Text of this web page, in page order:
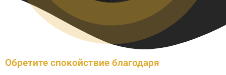
Обретите спокойствие благодаря